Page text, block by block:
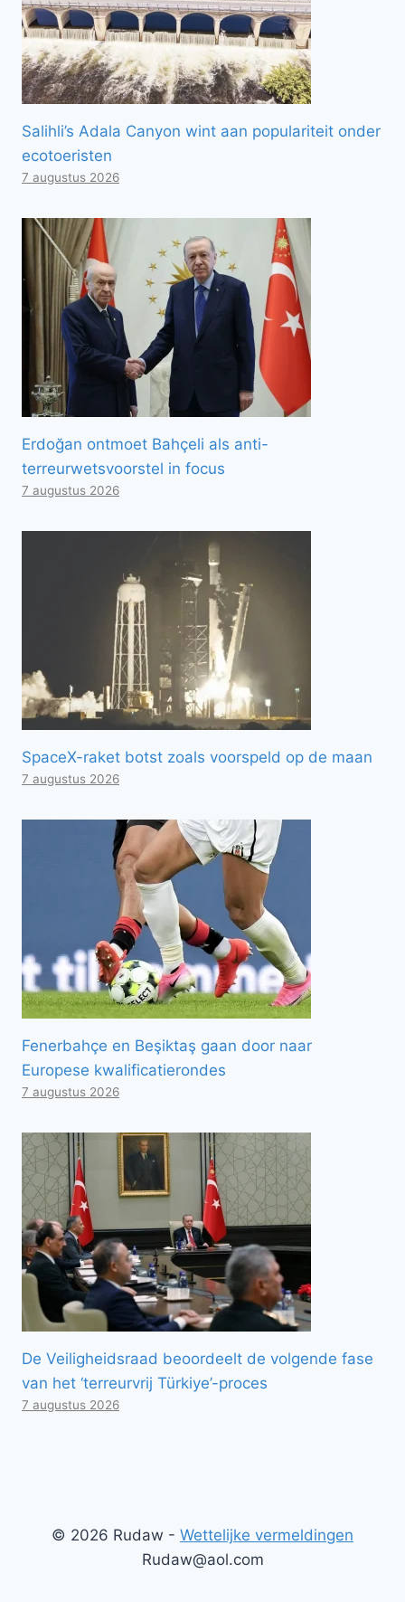
Salihli’s Adala Canyon wint aan populariteit onder
ecotoeristen
7 augustus 2026
Erdoğan ontmoet Bahçeli als anti-
terreurwetsvoorstel in focus
7 augustus 2026
SpaceX-raket botst zoals voorspeld op de maan
7 augustus 2026
Fenerbahçe en Beşiktaş gaan door naar
Europese kwalificatierondes
7 augustus 2026
De Veiligheidsraad beoordeelt de volgende fase
van het ‘terreurvrij Türkiye’-proces
7 augustus 2026
© 2026 Rudaw - Wettelijke vermeldingen
Rudaw@aol.com